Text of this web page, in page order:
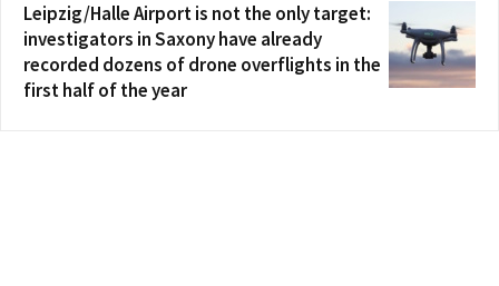
Leipzig/Halle Airport is not the only target:
investigators in Saxony have already
recorded dozens of drone overflights in the
first half of the year